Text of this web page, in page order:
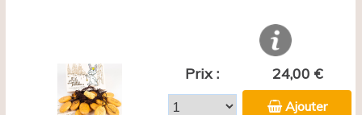
Prix : 24,00 €
Ajouter